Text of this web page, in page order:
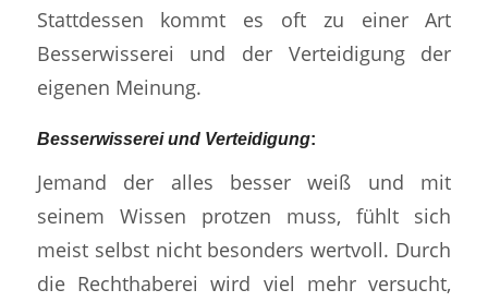
Stattdessen kommt es oft zu einer Art
Besserwisserei und der Verteidigung der
eigenen Meinung.
Besserwisserei und Verteidigung:
Jemand der alles besser weiß und mit
seinem Wissen protzen muss, fühlt sich
meist selbst nicht besonders wertvoll. Durch
die Rechthaberei wird viel mehr versucht,